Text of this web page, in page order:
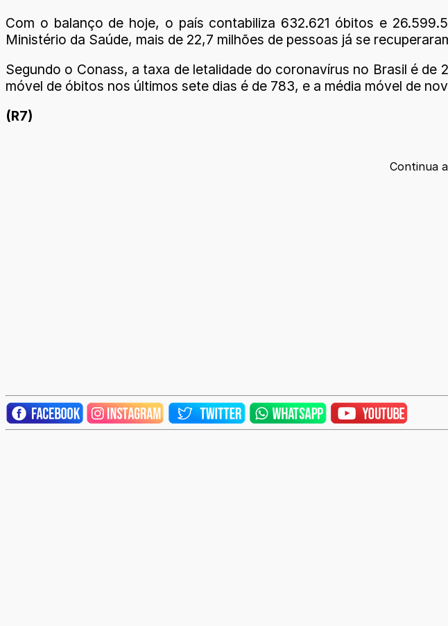
Com o balanço de hoje, o país contabiliza 632.621 óbitos e
Ministério da Saúde, mais de 22,7 milhões de pessoas já se
Segundo o Conass, a taxa de letalidade do coronavírus no Brasil é de
móvel de óbitos nos últimos sete dias é de 783, e a média móvel de
(R7)
Continua